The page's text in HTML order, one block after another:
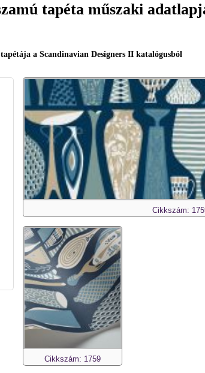
tapéta műszaki
a Scandinavian Designers II katalógusból
Cikkszám:
Cikkszám: 1759